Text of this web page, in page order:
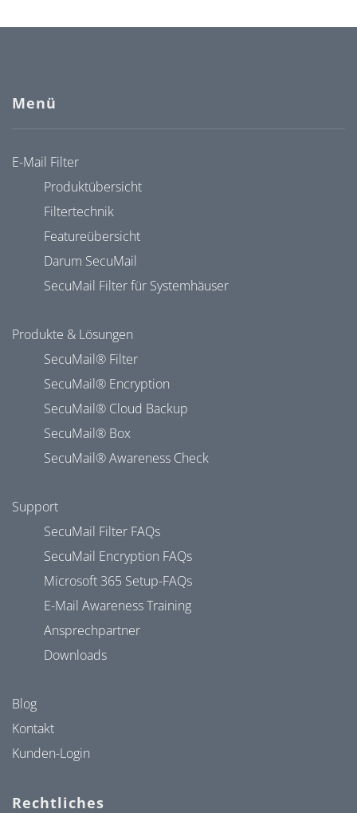
Menü
E-Mail Filter
Produktübersicht
Filtertechnik
Featureübersicht
Darum SecuMail
SecuMail Filter für Systemhäuser
Produkte & Lösungen
SecuMail® Filter
SecuMail® Encryption
SecuMail® Cloud Backup
SecuMail® Box
SecuMail® Awareness Check
Support
SecuMail Filter FAQs
SecuMail Encryption FAQs
Microsoft 365 Setup-FAQs
E-Mail Awareness Training
Ansprechpartner
Downloads
Blog
Kontakt
Kunden-Login
Rechtliches